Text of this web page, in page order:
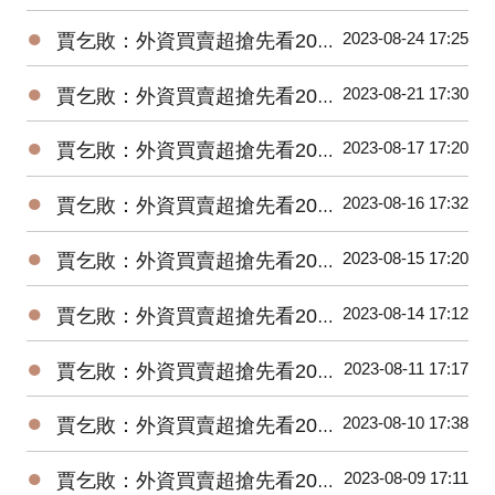
● 賈乞敗：外資買賣超搶先看20230824 2023-08-24 17:25
● 賈乞敗：外資買賣超搶先看20230821 2023-08-21 17:30
● 賈乞敗：外資買賣超搶先看20230817 2023-08-17 17:20
● 賈乞敗：外資買賣超搶先看20230816 2023-08-16 17:32
● 賈乞敗：外資買賣超搶先看20230815 2023-08-15 17:20
● 賈乞敗：外資買賣超搶先看20230814 2023-08-14 17:12
● 賈乞敗：外資買賣超搶先看20230811 2023-08-11 17:17
● 賈乞敗：外資買賣超搶先看20230810 2023-08-10 17:38
● 賈乞敗：外資買賣超搶先看20230809 2023-08-09 17:11